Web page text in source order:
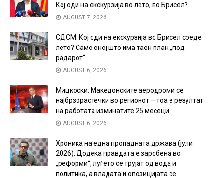
Кој оди на екскурзија во лето, во Брисел?
AUGUST 7, 2026
СДСМ: Кој оди на екскурзија во Брисел среде
лето? Само оној што има таен план „под
радарот“
AUGUST 6, 2026
Мицкоски: Македонските аеродроми се
најбрзорастечки во регионот – тоа е резултат
на работата изминатите 25 месеци
AUGUST 6, 2026
Хроника на една пропадната држава (јули
2026): Додека правдата е заробена во
„реформи“, луѓето се трујат од вода и
политика, а владата и опозицијата се